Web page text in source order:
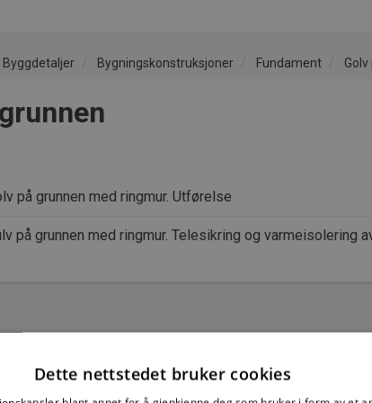
Byggdetaljer Bygningskonstruksjoner Fundament
på grunnen med ringmur. Utførelse
på grunnen med ringmur. Telesikring og varmeisolering
Dette nettstedet bruker cookies